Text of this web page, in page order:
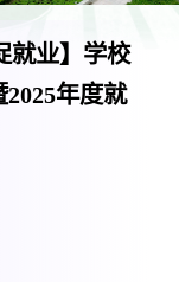
就业】学校
年度就